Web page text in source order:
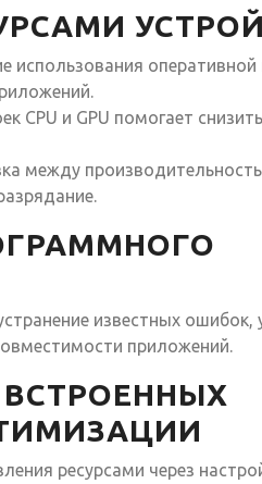
использования
CPU и GPU помогает
между
известных
приложений.
ресурсами через